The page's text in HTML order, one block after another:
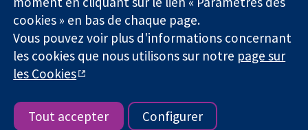
La Collaboration Cochrane est une association caritative (n°
1045921) et une société à responsabilité limitée par garantie (n°
03044323) enregistrée en Angleterre et au Pays de Galles. Numéro
de TVA : GB 718 2127 49.
Copyright © 2026 The Cochrane Collaboration
confidentialité|Politique d'usage des cookies
cookies » en bas de chaque page.
Vous pouvez voir plus d'informations concernant
les cookies que nous utilisons sur notre page sur
les Cookies
Tout accepter Configurer